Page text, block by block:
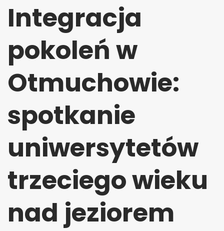
Integracja
pokoleń w
Otmuchowie:
spotkanie
uniwersytetów
trzeciego wieku
nad jeziorem